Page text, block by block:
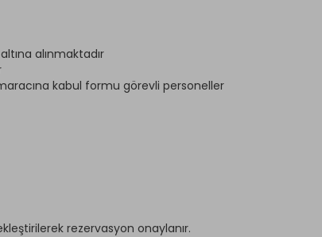
alınmaktadır
kabul formu görevli personeller
rezervasyon onaylanır.